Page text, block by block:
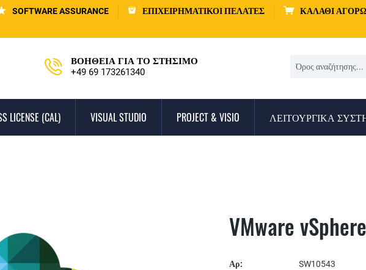
SOFTWARE ASSURANCE ΕΠΙΧΕΙΡΗΜΑΤΙΚΟΊ ΠΕΛΆΤΕΣ ΚΑΛΆΘΙ
ΒΟΉΘΕΙΑ ΓΙΑ ΤΟ ΣΤΉΣΙΜΟ
+49 69 173261340
LICENSE (CAL) VISUAL STUDIO PROJECT & VISIO ΛΕΙΤΟΥΡΓΙΚΆ
VMware
Αρ:
SW10543